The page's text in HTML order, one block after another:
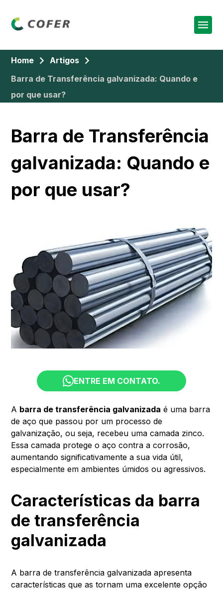
Home
Artigos
Barra de Transferência galvanizada: Quando e
por que usar?
Barra de Transferência
galvanizada: Quando e
por que usar?
ENTRE EM CONTATO.
A barra de transferência galvanizada é uma barra
de aço que passou por um processo de
galvanização, ou seja, recebeu uma camada zinco.
Essa camada protege o aço contra a corrosão,
aumentando significativamente a sua vida útil,
especialmente em ambientes úmidos ou agressivos.
Características da barra
de transferência
galvanizada
A barra de transferência galvanizada apresenta
características que as tornam uma excelente opção